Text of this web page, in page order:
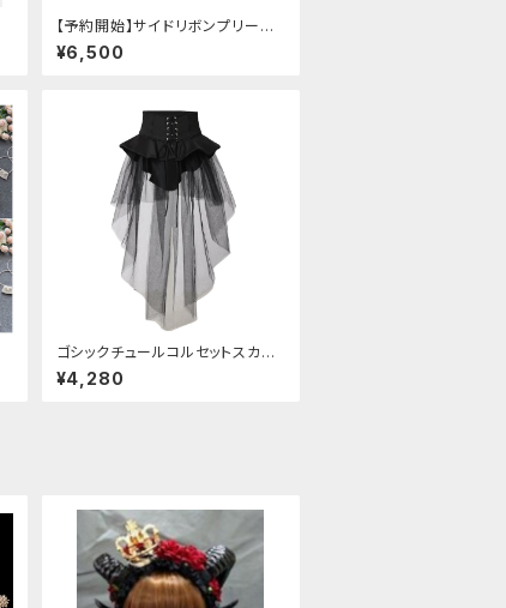
【予約開始】サイドリボンプリーツ
レーススカート
¥6,500
ゴシックチュールコルセットスカー
ト
¥4,280